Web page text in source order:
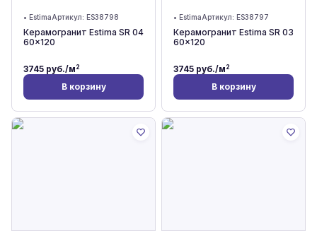
• EstimaАртикул: ES38798
Керамогранит Estima SR 04
60x120
3745 руб./м2
В корзину
• EstimaАртикул: ES38797
Керамогранит Estima SR 03
60x120
3745 руб./м2
В корзину